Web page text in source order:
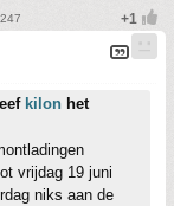
kilon het
vrijdag 19 juni
niks aan de